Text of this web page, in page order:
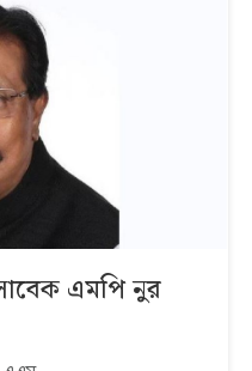
এমপি নুর